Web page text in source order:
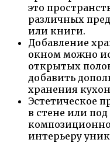
это
различных
или книги.
Добавление
окном можно
открытых
добавить
хранения
Эстетическое
в стене или
интерьеру